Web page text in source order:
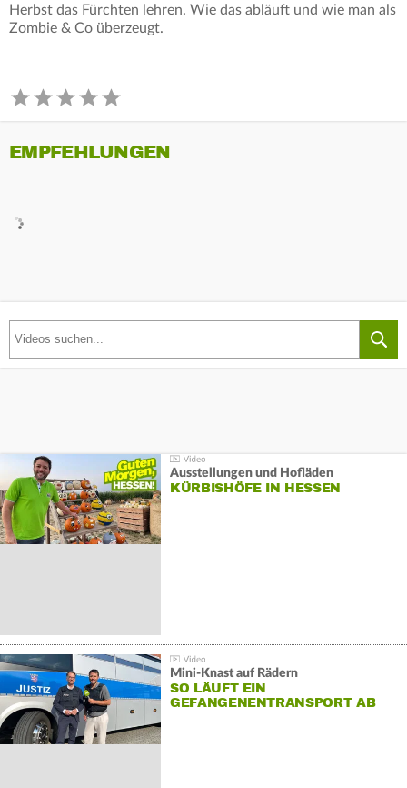
Herbst das Fürchten lehren. Wie das abläuft und wie man als
Zombie & Co überzeugt.
EMPFEHLUNGEN
Ausstellungen und Hofläden
KÜRBISHÖFE IN HESSEN
Mini-Knast auf Rädern
SO LÄUFT EIN
GEFANGENENTRANSPORT AB